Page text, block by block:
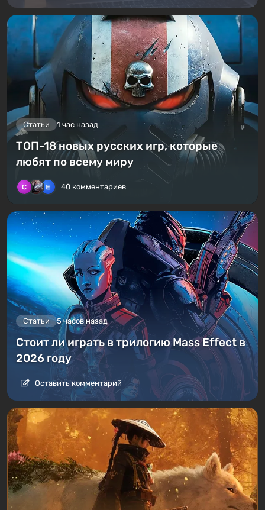
Статьи 1 час назад
ТОП-18 новых русских игр, которые
любят по всему миру
40 комментариев
Статьи 5 часов назад
Стоит ли играть в трилогию Mass Effect в
2026 году
Оставить комментарий